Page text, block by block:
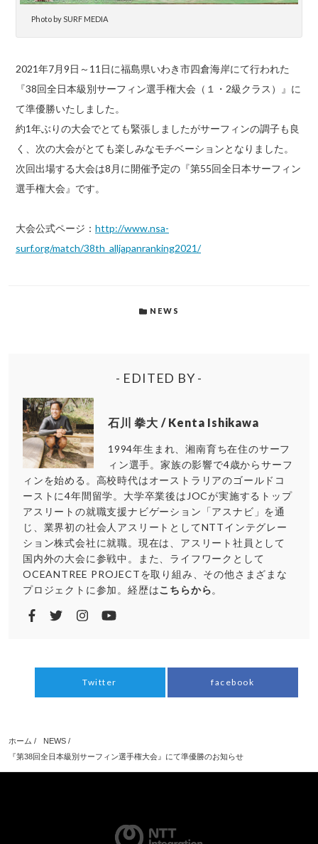
Photo by SURF MEDIA
2021年7月9日～11日に福島県いわき市四倉海岸にて行われた
『38回全日本級別サーフィン選手権大会（１・2級クラス）』に
て準優勝いたしました。
約1年ぶりの大会でとても緊張しましたがサーフィンの調子も良
く、次の大会がとても楽しみなモチベーションとなりました。
次回出場する大会は8月に開催予定の『第55回全日本サーフィン
選手権大会』です。
大会公式ページ： http://www.nsa-
surf.org/match/38th_alljapanranking2021/
NEWS
- EDITED BY -
石川 拳大 / Kenta Ishikawa
1994年生まれ、湘南育ち在住のサーフ
ィン選手。家族の影響で4歳からサーフ
ィンを始める。高校時代はオーストラリアのゴールドコ
ーストに4年間留学。大学卒業後はJOCが実施するトップ
アスリートの就職支援ナビゲーション「アスナビ」を通
じ、業界初の社会人アスリートとしてNTTインテグレー
ション株式会社に就職。現在は、アスリート社員として
国内外の大会に参戦中。また、ライフワークとして
OCEANTREE PROJECTを取り組み、その他さまざまな
プロジェクトに参加。経歴はこちらから。
Twitter facebook
ホーム / NEWS /
『第38回全日本級別サーフィン選手権大会』にて準優勝のお知らせ